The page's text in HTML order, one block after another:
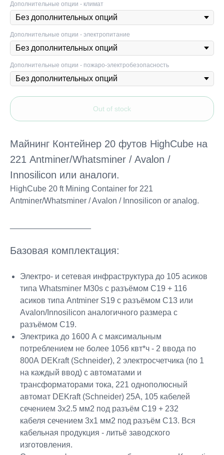
Дополнительные опции - климат
Дополнительные опции - электропитание
Дополнительные опции - пожаро-электробезопасность
Out of stock
Майнинг Контейнер 20 футов HighCube на
221 Antminer/Whatsminer / Avalon /
Innosilicon или аналоги.
HighCube 20 ft Mining Container for 221
Antminer/Whatsminer / Avalon / Innosilicon or analog.
Базовая комплектация:
Электро- и сетевая инфраструктура до 105 асиков
типа Whatsminer M30s с разъёмом С19 + 116
асиков типа Antminer S19 с разъёмом С13 или
Avalon/Innosilicon аналогичного размера с
разъёмом C19.
Электрика до 1600 А с максимальным
потреблением не более 1056 квт*ч - 2 ввода по
800А DEKraft (Schneider), 2 электросчетчика (по 1
на каждый ввод) с автоматами и
трансформаторами тока, 221 однополюсный
автомат DEKraft (Schneider) 25А, 105 кабелей
сечением 3x2.5 мм2 под разъём C19 + 232
кабеля сечением 3x1 мм2 под разъём C13. Вся
кабельная продукция - литьё заводского
изготовления.